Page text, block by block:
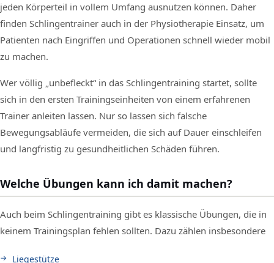
jeden Körperteil in vollem Umfang ausnutzen können. Daher
finden Schlingentrainer auch in der Physiotherapie Einsatz, um
Patienten nach Eingriffen und Operationen schnell wieder mobil
zu machen.
Wer völlig „unbefleckt“ in das Schlingentraining startet, sollte
sich in den ersten Trainingseinheiten von einem erfahrenen
Trainer anleiten lassen. Nur so lassen sich falsche
Bewegungsabläufe vermeiden, die sich auf Dauer einschleifen
und langfristig zu gesundheitlichen Schäden führen.
Welche Übungen kann ich damit machen?
Auch beim Schlingentraining gibt es klassische Übungen, die in
keinem Trainingsplan fehlen sollten. Dazu zählen insbesondere
Liegestütze